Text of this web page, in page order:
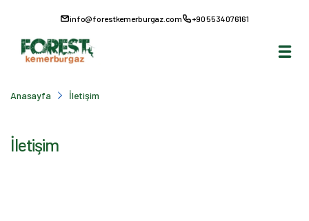
info@forestkemerburgaz.com +90 5534076161
Anasayfa İletişim
İletişim